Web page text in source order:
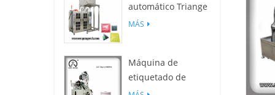
automático Triange
/ Piso Máquina de
pequeño
MÁS
Máquina de
etiquetado de
película c25